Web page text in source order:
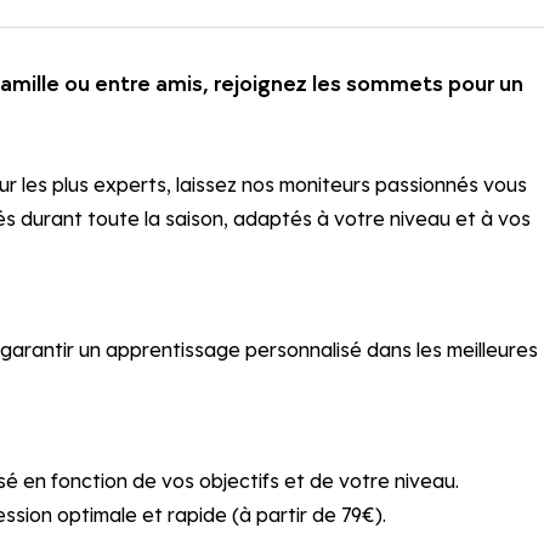
ou entre amis, rejoignez les sommets pour un
les plus experts, laissez nos moniteurs passionnés vous
durant toute la saison, adaptés à votre niveau et à vos
un apprentissage personnalisé dans les meilleures
en fonction de vos objectifs et de votre niveau.
optimale et rapide (à partir de 79€).